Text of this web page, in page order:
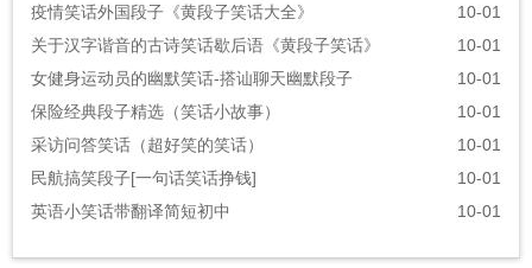
疫情笑话外国段子《黄段子笑话大全》
10-01
关于汉字谐音的古诗笑话歇后语《黄段子笑话》
10-01
女健身运动员的幽默笑话-搭讪聊天幽默段子
10-01
保险经典段子精选（笑话小故事）
10-01
采访问答笑话（超好笑的笑话）
10-01
民航搞笑段子[一句话笑话挣钱]
10-01
英语小笑话带翻译简短初中
10-01